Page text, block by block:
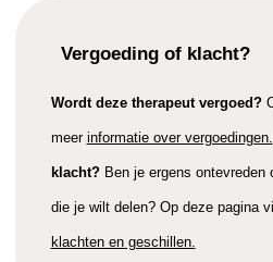
Vergoeding of klacht?
Wordt deze therapeut vergoed?
meer informatie over vergoedingen.
klacht? Ben je ergens
die je wilt delen? Op deze pagina
klachten en geschillen.